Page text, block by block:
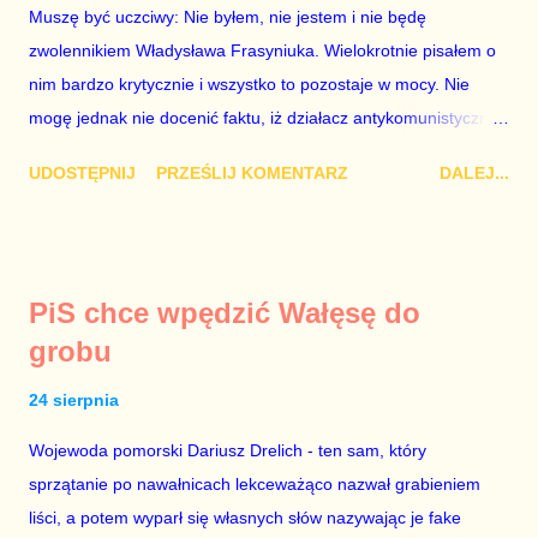
wyłącznie o jego władzę nad sądownictwem kosztem władzy
Zbigniewa Ziobry. W poprzednich ustawach Ziobro miał 100%
władzy nad sądami, a Duda 0%. W nowych ustawach Ziobro
ma 90...
Muszę być uczciwy: Nie byłem, nie jestem i nie będę
zwolennikiem Władysława Frasyniuka. Wielokrotnie pisałem o
nim bardzo krytycznie i wszystko to pozostaje w mocy. Nie
mogę jednak nie docenić faktu, iż działacz antykomunistycznej
błądzenia – przejrzał na oczy i zrozumiał polityczną
Petru znany z nienawiści do Platformy Obywatelskiej. Być
może nienawiść ta ma swe źródło w tym, że chciał być doradcą
Mistewicza. Nie wiem. Faktem jest, że Biedroń szkaluje
Koalicję Obywatelską i – tak samo jak kiedyś Petru – ogłasza,
że chce być premierem. Grzegorz Schetyna nigdy tego nie
UDOSTĘPNIJ PRZEŚLIJ KOMENTARZ DALEJ...
PiS chce wpędzić Wałęsę do
grobu
24 sierpnia
Wojewoda pomorski Dariusz Drelich - ten sam, który
sprzątanie po nawałnicach lekceważąco nazwał grabieniem
liści, a potem wyparł się własnych słów nazywając je fake